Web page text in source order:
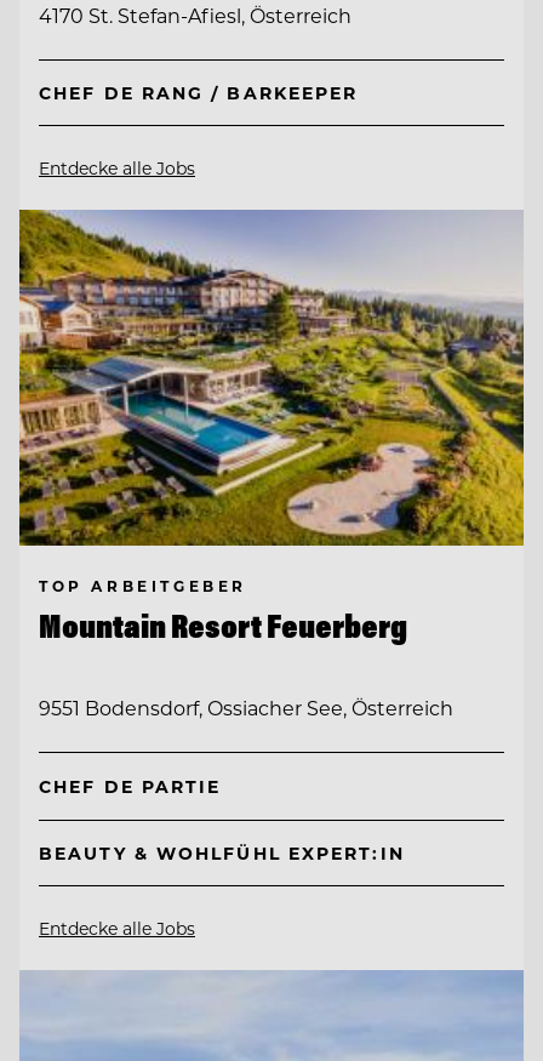
4170 St. Stefan-Afiesl, Österreich
CHEF DE RANG / BARKEEPER
Entdecke alle Jobs
TOP ARBEITGEBER
Mountain Resort Feuerberg
9551 Bodensdorf, Ossiacher See, Österreich
CHEF DE PARTIE
BEAUTY & WOHLFÜHL EXPERT:IN
Entdecke alle Jobs